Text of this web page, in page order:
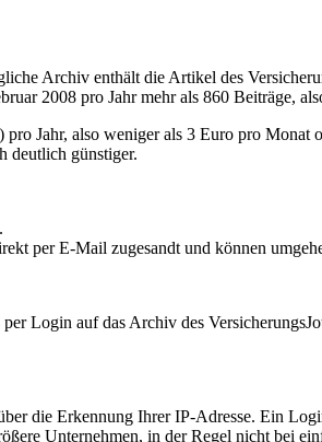
Archiv enthält die Artikel des
2008 pro Jahr mehr als 860 Beiträge,
Jahr, also weniger als 3 Euro pro
deutlich günstiger.
per E-Mail zugesandt und können
Login auf das Archiv des
die Erkennung Ihrer IP-Adresse. Ein
Unternehmen, in der Regel nicht bei